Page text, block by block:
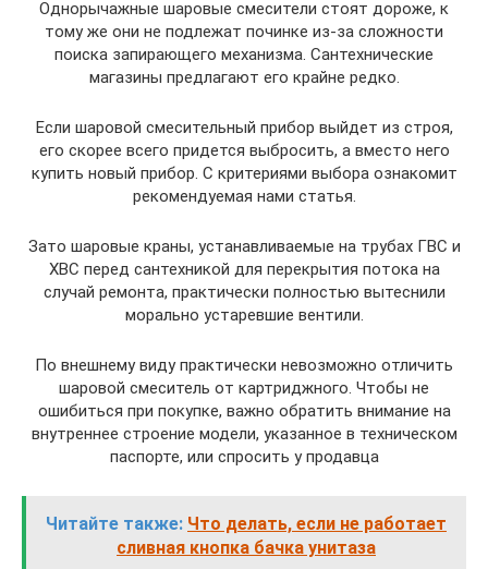
Однорычажные шаровые смесители стоят дороже, к
тому же они не подлежат починке из-за сложности
поиска запирающего механизма. Сантехнические
магазины предлагают его крайне редко.
Если шаровой смесительный прибор выйдет из строя,
его скорее всего придется выбросить, а вместо него
купить новый прибор. С критериями выбора ознакомит
рекомендуемая нами статья.
Зато шаровые краны, устанавливаемые на трубах ГВС и
ХВС перед сантехникой для перекрытия потока на
случай ремонта, практически полностью вытеснили
морально устаревшие вентили.
По внешнему виду практически невозможно отличить
шаровой смеситель от картриджного. Чтобы не
ошибиться при покупке, важно обратить внимание на
внутреннее строение модели, указанное в техническом
паспорте, или спросить у продавца
Читайте также: Что делать, если не работает
сливная кнопка бачка унитаза